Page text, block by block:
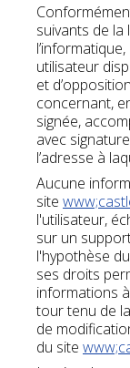
suivants de la
utilisateur
et
concernant,
signée,
avec
l’adresse à
Aucune
site
l'utilisateur,
sur un
l'hypothèse
ses droits
informations
tour tenu de
de
du site